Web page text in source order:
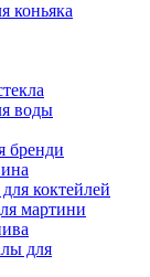
коньяка
воды
бренди
коктейлей
мартини
для